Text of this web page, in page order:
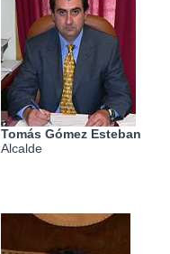
Tomás Gómez Esteban
Alcalde